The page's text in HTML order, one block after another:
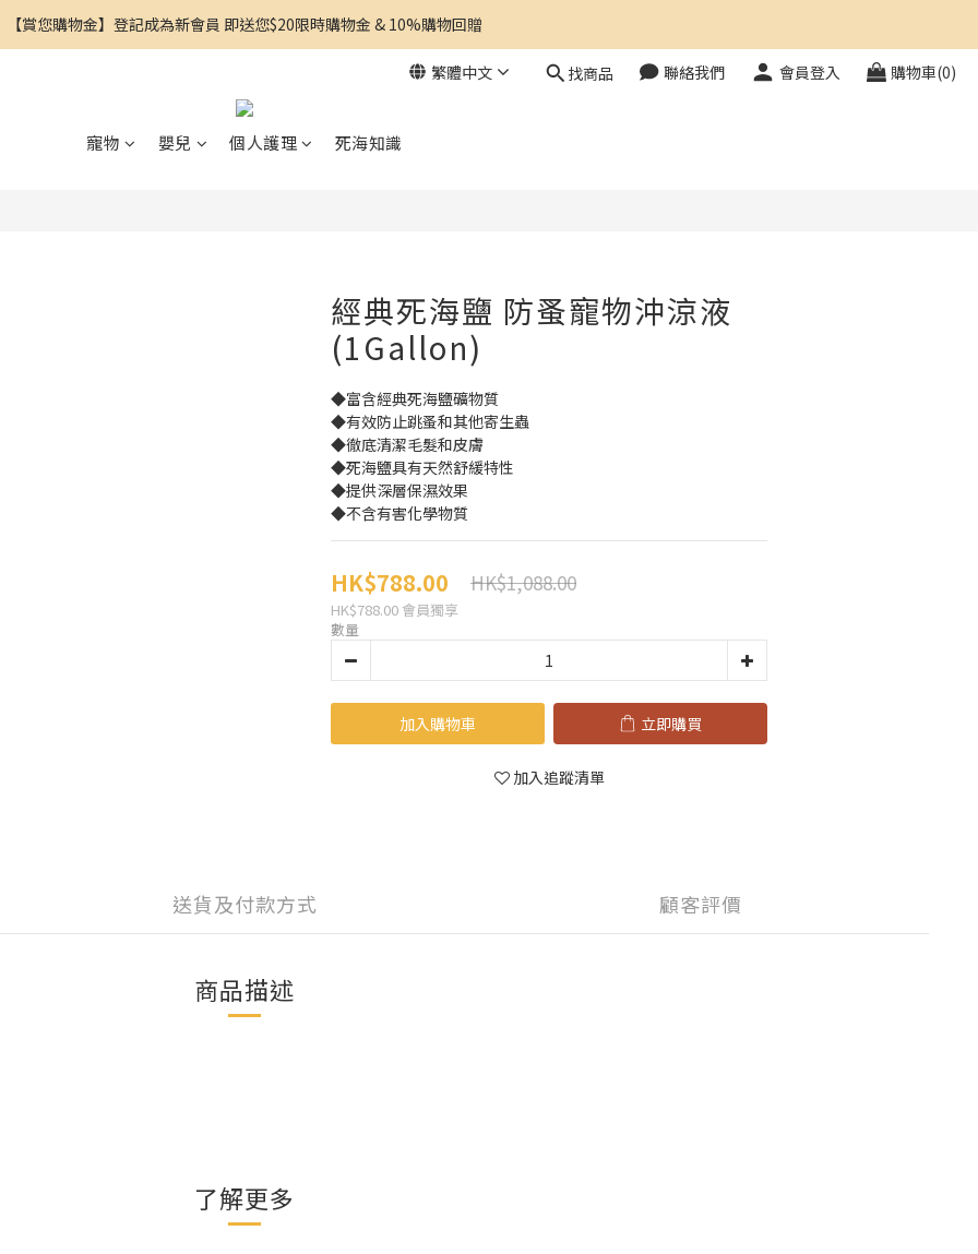
【賞您購物金】登記成為新會員 即送您$20限時購物金 & 10%購物回贈
繁體中文 找商品 聯絡我們 會員登入 購物車(0)
寵物 嬰兒 個人護理 死海知識
經典死海鹽 防蚤寵物沖涼液
(1Gallon)
◆富含經典死海鹽礦物質
◆有效防止跳蚤和其他寄生蟲
◆徹底清潔毛髮和皮膚
◆死海鹽具有天然舒緩特性
◆提供深層保濕效果
◆不含有害化學物質
HK$788.00 HK$1,088.00
HK$788.00 會員獨享
數量
加入購物車 立即購買
加入追蹤清單
送貨及付款方式 顧客評價
商品描述
了解更多
立即購買